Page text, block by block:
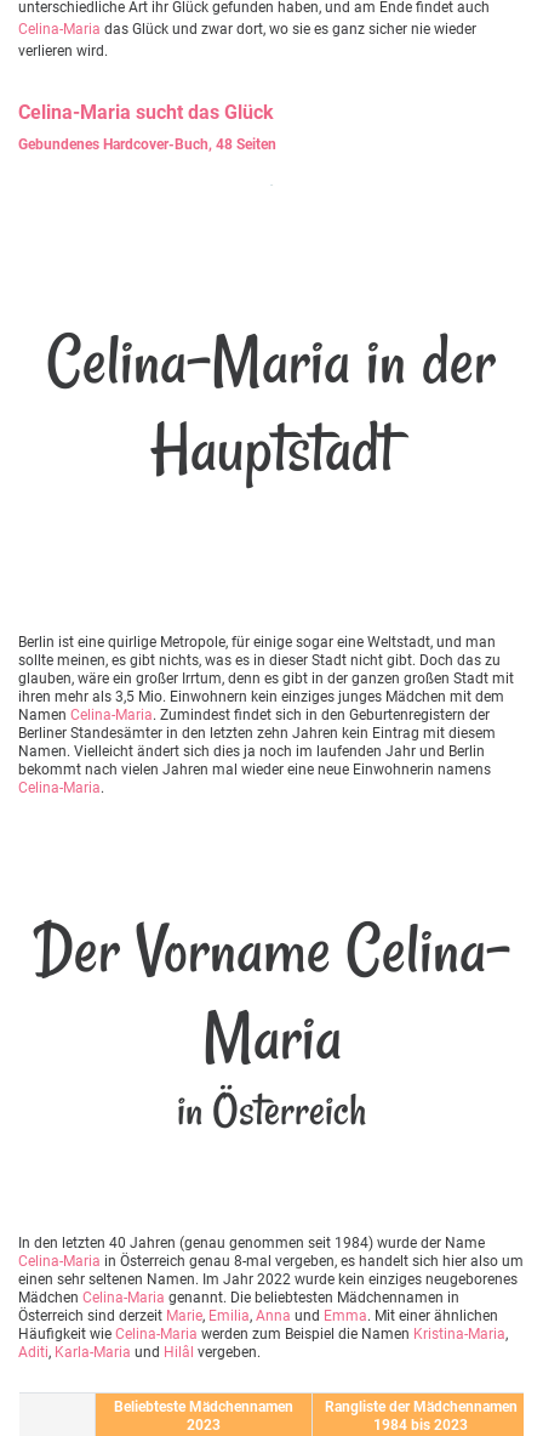
unterschiedliche Art ihr Glück gefunden haben, und am Ende findet auch
Celina-Maria das Glück und zwar dort, wo sie es ganz sicher nie wieder
verlieren wird.
Celina-Maria sucht das Glück
Gebundenes Hardcover-Buch, 48 Seiten
Celina-Maria in der
Hauptstadt
Berlin ist eine quirlige Metropole, für einige sogar eine Weltstadt, und man
sollte meinen, es gibt nichts, was es in dieser Stadt nicht gibt. Doch das zu
glauben, wäre ein großer Irrtum, denn es gibt in der ganzen großen Stadt mit
ihren mehr als 3,5 Mio. Einwohnern kein einziges junges Mädchen mit dem
Namen Celina-Maria. Zumindest findet sich in den Geburtenregistern der
Berliner Standesämter in den letzten zehn Jahren kein Eintrag mit diesem
Namen. Vielleicht ändert sich dies ja noch im laufenden Jahr und Berlin
bekommt nach vielen Jahren mal wieder eine neue Einwohnerin namens
Celina-Maria.
Der Vorname Celina-
Maria
in Österreich
In den letzten 40 Jahren (genau genommen seit 1984) wurde der Name
Celina-Maria in Österreich genau 8-mal vergeben, es handelt sich hier also um
einen sehr seltenen Namen. Im Jahr 2022 wurde kein einziges neugeborenes
Mädchen Celina-Maria genannt. Die beliebtesten Mädchennamen in
Österreich sind derzeit Marie, Emilia, Anna und Emma. Mit einer ähnlichen
Häufigkeit wie Celina-Maria werden zum Beispiel die Namen Kristina-Maria,
Aditi, Karla-Maria und Hilâl vergeben.
Beliebteste Mädchennamen
2023
Rangliste der Mädchennamen
1984 bis 2023